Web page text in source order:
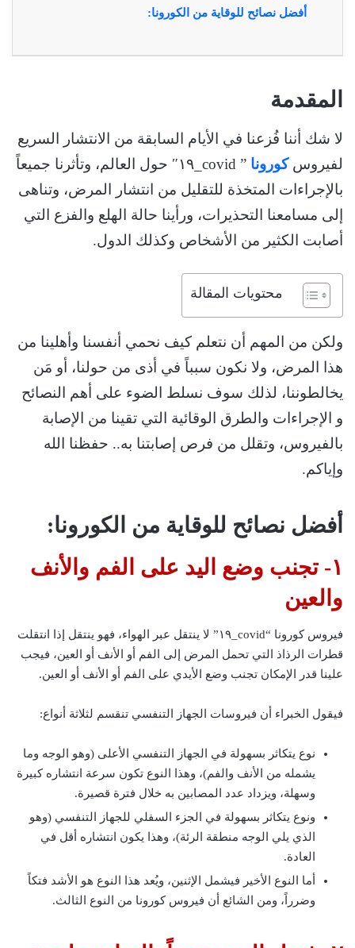
أفضل نصائح للوقاية من الكورونا:
المقدمة
لا شك أننا فُزعنا في الأيام السابقة من الانتشار السريع
لفيروسكورونا
” covid_١٩″ حول العالم، وتأثرنا جميعاً
بالإجراءات المتخذة للتقليل من انتشار المرض، وتناهى
إلى مسامعنا التحذيرات، ورأينا حالة الهلع والفزع التي
أصابت الكثير من الأشخاص وكذلك الدول.
محتويات المقالة
ولكن من المهم أن نتعلم كيف نحمي أنفسنا وأهلينا من
هذا المرض، ولا نكون سبباً في أذى من حولنا، أو مَن
يخالطوننا، لذلك سوف نسلط الضوء على أهم النصائح
و الإجراءات والطرق الوقائية التي تقينا من الإصابة
بالفيروس، وتقلل من فرص إصابتنا به.. حفظنا الله
وإياكم.
أفضل نصائح للوقاية من الكورونا:
١- تجنب وضع اليد على الفم والأنف
والعين
فيروس كورونا “covid_١٩” لا ينتقل عبر الهواء، فهو ينتقل إذا انتقلت
قطرات الرذاذ التي تحمل المرض إلى الفم أو الأنف أو العين، فيجب
علينا قدر الإمكان تجنب وضع الأيدي على الفم أو الأنف أو العين.
فيقول الخبراء أن فيروسات الجهاز التنفسي تنقسم لثلاثة أنواع:
نوع يتكاثر بسهولة في الجهاز التنفسي الأعلى (وهو الوجه وما
يشمله من الأنف والفم)، وهذا النوع تكون سرعة انتشاره كبيرة
وسهلة، ويزداد عدد المصابين به خلال فترة قصيرة.
ونوع يتكاثر بسهولة في الجزء السفلي للجهاز التنفسي (وهو
الذي يلي الوجه منطقة الرئة)، وهذا يكون انتشاره أقل في
العادة.
أما النوع الأخير فيشمل الإثنين، ويُعد هذا النوع هو الأشد فتكاً
وضرراً، ومن الشائع أن فيروس كورونا من النوع الثالث.